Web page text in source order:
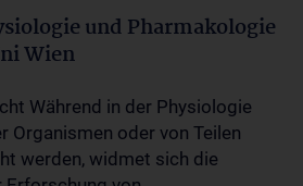
und Pharmakologie
Wien
Während in der Physiologie
Organismen oder von Teilen
werden, widmet sich die